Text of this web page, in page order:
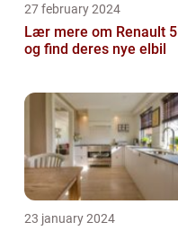
27 february 2024
Lær mere om Renault 5
og find deres nye elbil
23 january 2024